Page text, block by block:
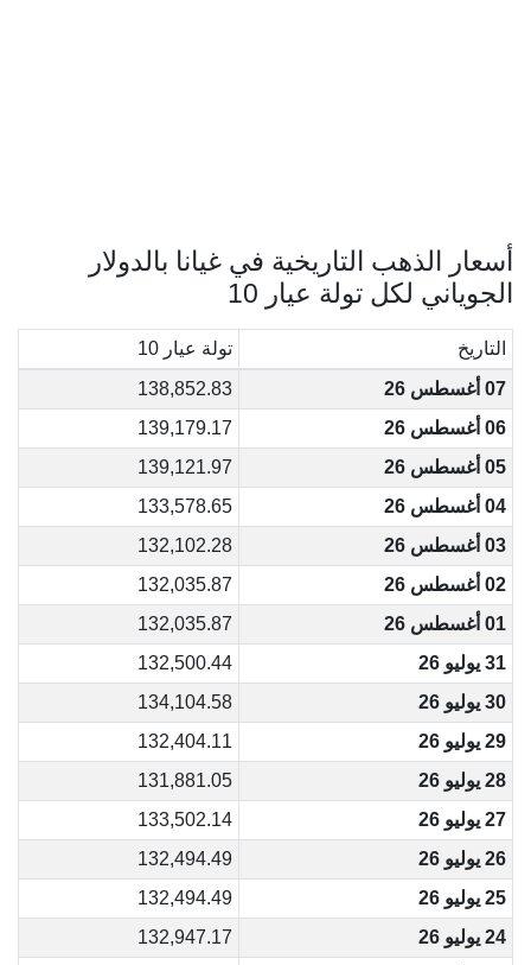
أسعار الذهب التاريخية في غيانا بالدولار
الجوياني لكل تولة عيار 10
التاريخ
تولة عيار 10
07 أغسطس 26
138,852.83
06 أغسطس 26
139,179.17
05 أغسطس 26
139,121.97
04 أغسطس 26
133,578.65
03 أغسطس 26
132,102.28
02 أغسطس 26
132,035.87
01 أغسطس 26
132,035.87
31 يوليو 26
132,500.44
30 يوليو 26
134,104.58
29 يوليو 26
132,404.11
28 يوليو 26
131,881.05
27 يوليو 26
133,502.14
26 يوليو 26
132,494.49
25 يوليو 26
132,494.49
24 يوليو 26
132,947.17